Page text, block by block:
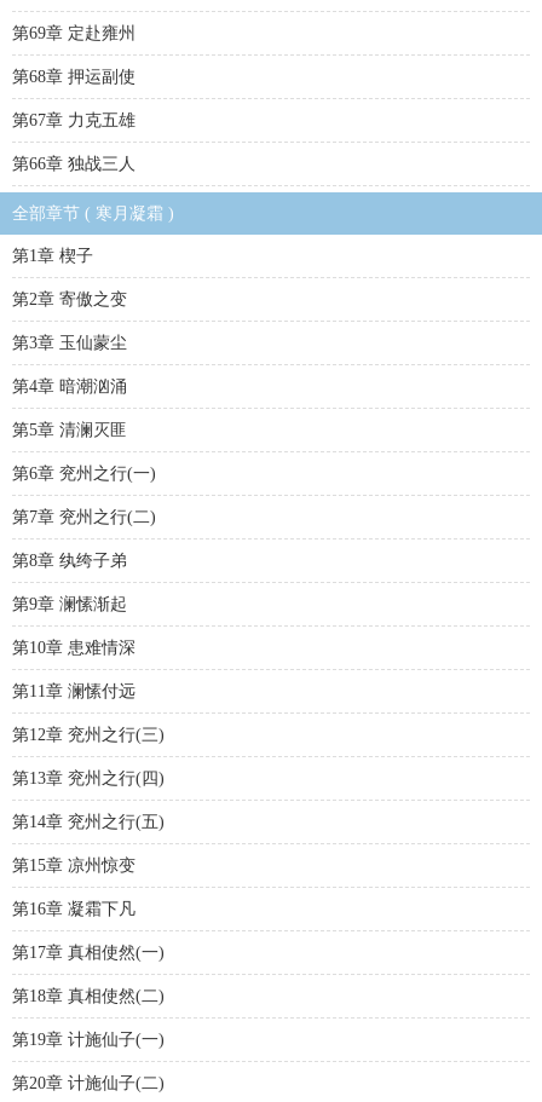
第69章 定赴雍州
第68章 押运副使
第67章 力克五雄
第66章 独战三人
全部章节 ( 寒月凝霜 )
第1章 楔子
第2章 寄傲之变
第3章 玉仙蒙尘
第4章 暗潮汹涌
第5章 清澜灭匪
第6章 兖州之行(一)
第7章 兖州之行(二)
第8章 纨绔子弟
第9章 澜愫渐起
第10章 患难情深
第11章 澜愫付远
第12章 兖州之行(三)
第13章 兖州之行(四)
第14章 兖州之行(五)
第15章 凉州惊变
第16章 凝霜下凡
第17章 真相使然(一)
第18章 真相使然(二)
第19章 计施仙子(一)
第20章 计施仙子(二)